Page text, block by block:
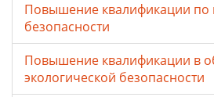
Повышение квалификации
безопасности
Повышение квалификации в
экологической безопасности